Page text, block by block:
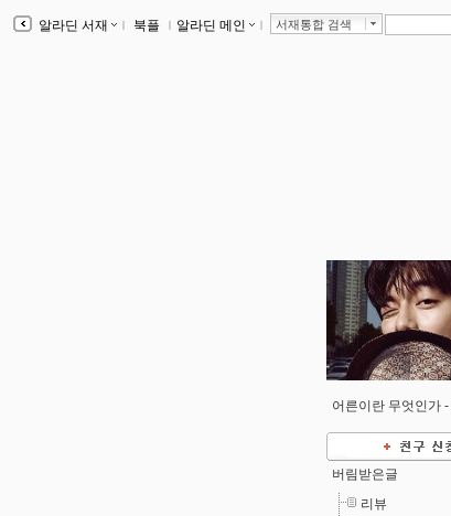
알라딘 서재 ｌ 북플 ｌ 알라딘 메인 ｌ 서재통합 검색
어른이란 무엇인가 -
버림받은글
리뷰